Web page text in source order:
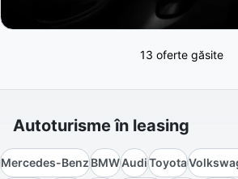
13 oferte găsite
Autoturisme în leasing
Mercedes-BenzBMWAudiToyota